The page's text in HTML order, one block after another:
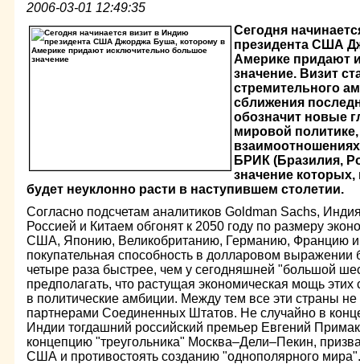
2006-03-01 12:49:35
Сегодня
президента США
Америке придают
значение. Визит
стремительного
сближения
обозначит новые
мировой политике,
БРИК (Бразилия,
значение
будет неуклонно расти в наступившем столетии.
Согласно подсчетам аналитиков Goldman Sachs,
Россией и Китаем обгонят к 2050 году по размеру
США, Японию, Великобританию, Германию, Францию и
покупательная способность в долларовом выражении
четыре раза быстрее, чем у сегодняшней "большой
предполагать, что растущая экономическая мощь этих
в политические амбиции. Между тем все эти страны
партнерами Соединенных Штатов. Не случайно в
Индии тогдашний российский премьер Евгений
концепцию "треугольника" Москва–Дели–Пекин,
США и противостоять созданию "однополярного мира".